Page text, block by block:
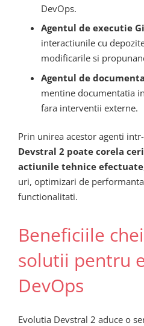
DevOps.
Agentul de executie
interactiunile cu
modificarile si
Agentul de
mentine documentatia
fara interventii externe.
Prin unirea acestor agenti
Devstral 2 poate corela
actiunile tehnice efectuate
uri, optimizari de
functionalitati.
Beneficiile
solutii pentru
DevOps
Evolutia Devstral 2 aduce o